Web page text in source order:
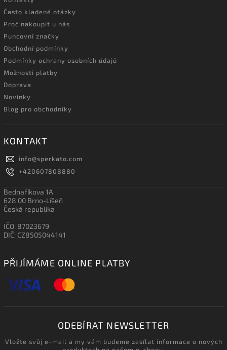
Často kladené otázky
Proč nakoupit u nás
Puncovní značky
Obchodní podmínky
Podmínky ochrany osobních údajů
Možnosti platby
Doprava
Novinky
Blog pro obchodníky
KONTAKT
info@sperkato.com
+420607808880
Bednaříkova 1A
628 00 Brno-Líšeň
Česká republika
IČO: 87023679
DIČ: CZ8505044141
PŘIJÍMÁME ONLINE PLATBY
ODEBÍRAT NEWSLETTER
Vložte svůj e-mail a my vám budeme zasílat informace o nových